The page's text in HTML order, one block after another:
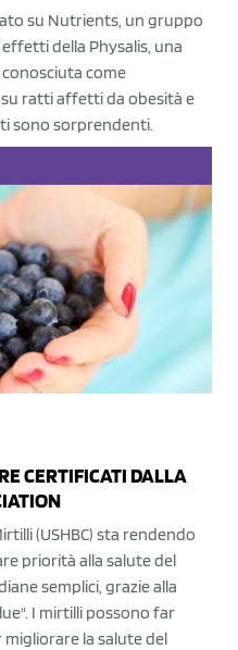
su Nutrients, un gruppo
della Physalis, una
come
su ratti affetti da obesità e
sono sorprendenti.
CERTIFICATI DALLA
(USHBC) sta rendendo
priorità alla salute del
semplici, grazie alla
I mirtilli possono far
la salute del